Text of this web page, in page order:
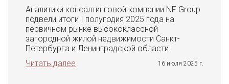
Аналитики консалтинговой компании NF Group
подвели итоги I полугодия 2025 года на
первичном рынке высококлассной
загородной жилой недвижимости Санкт-
Петербурга и Ленинградской области.
Читать далее
16 июля 2025 г.